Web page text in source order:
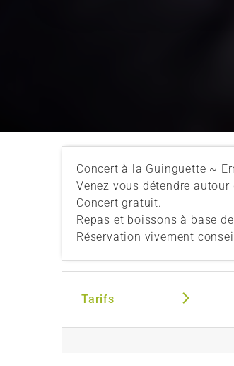
Concert à la Guinguette ~
Venez vous détendre
Concert gratuit.
Repas et boissons à base
Réservation vivement
Tarifs